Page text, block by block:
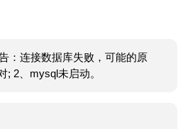
：连接数据库失败，可能的原
; 2、mysql未启动。